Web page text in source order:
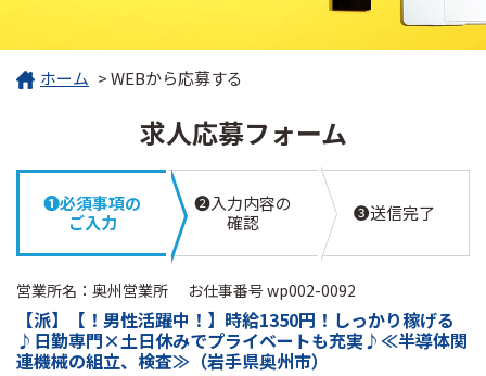
ホーム >WEBから応募する
求人応募フォーム
❶必須事項の
ご入力
❷入力内容の
確認
❸送信完了
営業所名：奥州営業所 お仕事番号 wp002-0092
【派】【！男性活躍中！】時給1350円！しっかり稼げる
♪日勤専門×土日休みでプライベートも充実♪≪半導体関
連機械の組立、検査≫（岩手県奥州市）